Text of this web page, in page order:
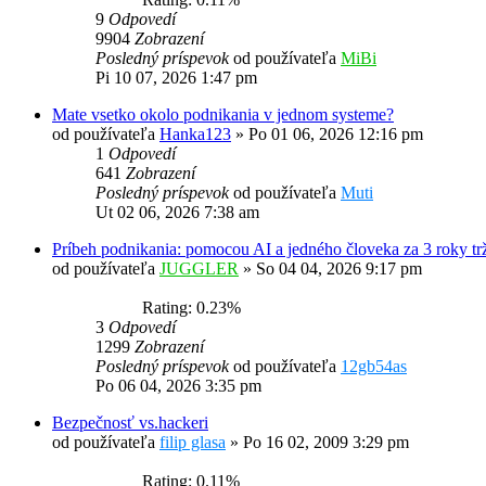
9 Odpovedí
9904 Zobrazení
Posledný príspevokod používateľa MiBi
Pi 10 07, 2026 1:47 pm
Mate vsetko okolo podnikania v jednom systeme?
od používateľa Hanka123 » Po 01 06, 2026 12:16 pm
1 Odpovedí
641 Zobrazení
Posledný príspevokod používateľa Muti
Ut 02 06, 2026 7:38 am
Príbeh podnikania: pomocou AI a jedného človeka za 3 roky
od používateľa JUGGLER » So 04 04, 2026 9:17 pm
Rating: 0.23%
3 Odpovedí
1299 Zobrazení
Posledný príspevokod používateľa 12gb54as
Po 06 04, 2026 3:35 pm
Bezpečnosť vs.hackeri
od používateľa filip glasa » Po 16 02, 2009 3:29 pm
Rating: 0.11%